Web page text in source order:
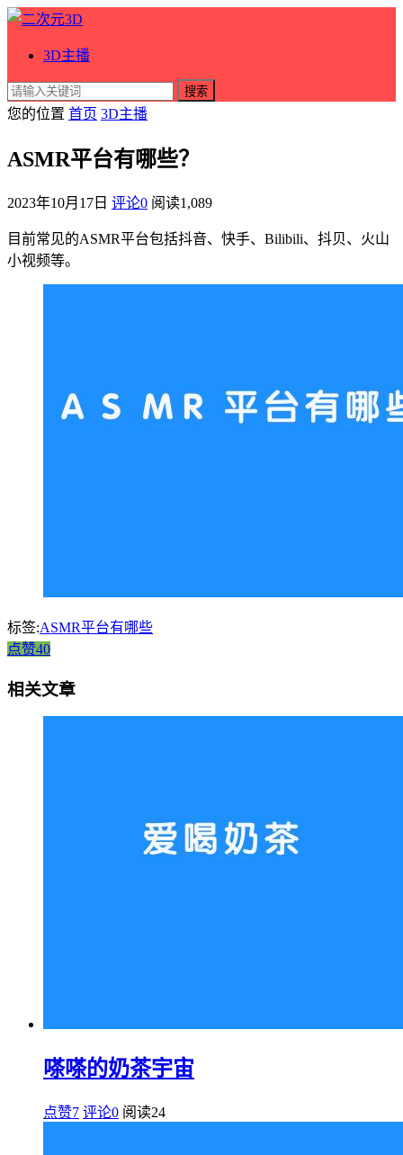
3D主播
搜索
您的位置 首页 3D主播
ASMR平台有哪些？
2023年10月17日 评论0 阅读1,089
目前常见的ASMR平台包括抖音、快手、Bilibili、抖贝、火山
小视频等。
标签:ASMR平台有哪些
点赞40
相关文章
嗏嗏的奶茶宇宙
点赞7 评论0 阅读24